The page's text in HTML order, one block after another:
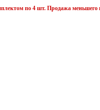
по 4 шт. Продажа меньшего